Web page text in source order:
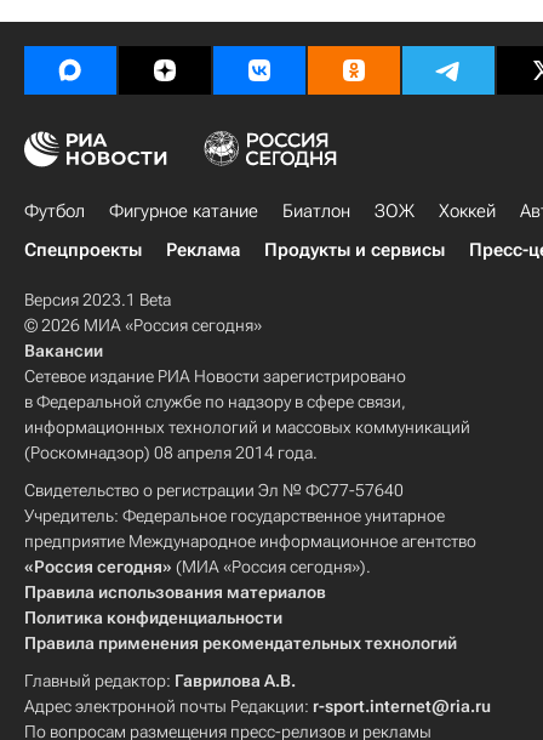
Футбол Фигурное катание Биатлон ЗОЖ Хоккей
Спецпроекты
Реклама Продукты и сервисы Пресс-
Версия 2023.1 Beta
© 2026 МИА «Россия сегодня»
Вакансии
Сетевое издание РИА Новости зарегистрировано
в Федеральной службе по надзору в сфере связи,
информационных технологий и массовых коммуникаций
(Роскомнадзор) 08 апреля 2014 года.
Свидетельство о регистрации Эл № ФС77-57640
Учредитель: Федеральное государственное унитарное
предприятие Международное информационное агентство
«Россия сегодня» (МИА «Россия сегодня»).
Правила использования материалов
Политика конфиденциальности
Правила применения рекомендательных технологий
Главный редактор: Гаврилова А.В.
Адрес электронной почты Редакции: r-sport.internet@ria.ru
По вопросам размещения пресс-релизов и рекламы